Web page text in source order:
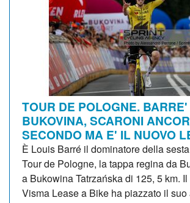
TOUR DE POLOGNE.
BUKOVINA, SCARONI
SECONDO MA E' IL NUOVO
È Louis Barré il dominatore della
Tour de Pologne, la tappa regina da
a Bukowina Tatrzańska di 125, 5 km.
Visma Lease a Bike ha piazzato il